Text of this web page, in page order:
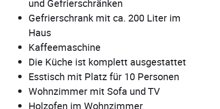
und Gefrierschränken
Gefrierschrank mit ca. 200 Liter im
Haus
Kaffeemaschine
Die Küche ist komplett ausgestattet
Esstisch mit Platz für 10 Personen
Wohnzimmer mit Sofa und TV